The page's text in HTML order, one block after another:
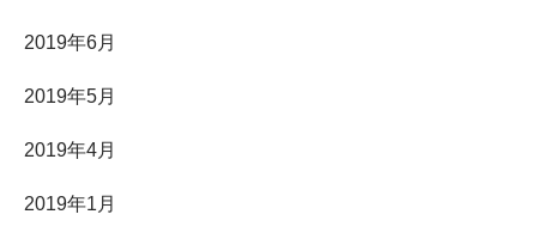
2019年6月
2019年5月
2019年4月
2019年1月